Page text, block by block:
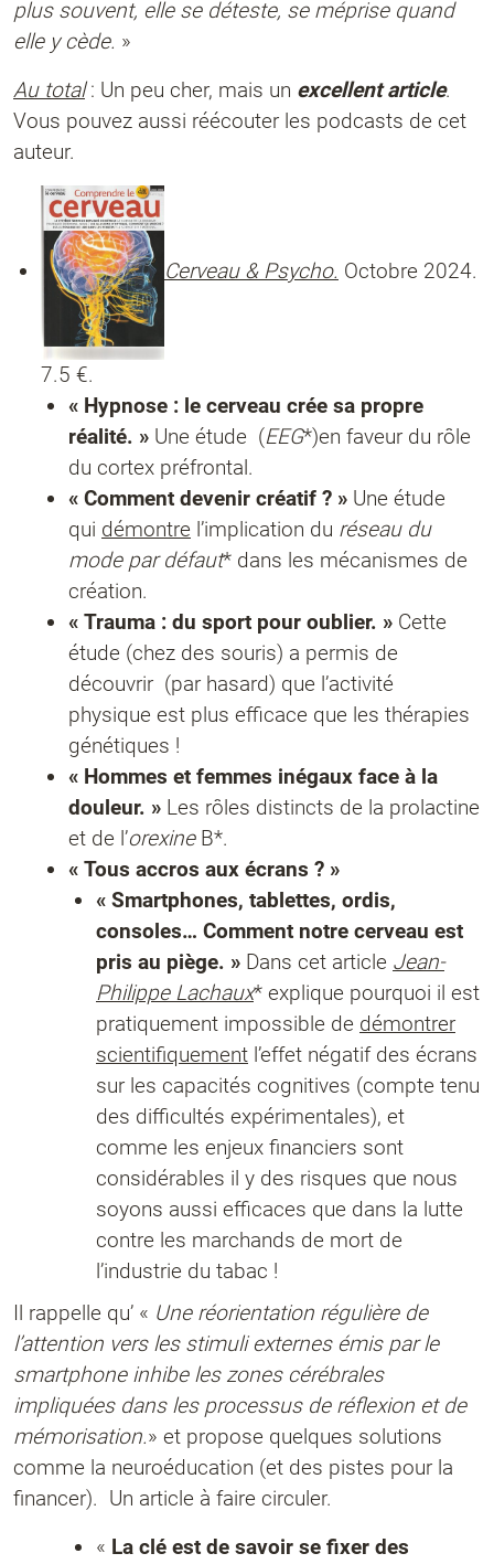
plus souvent, elle se déteste, se méprise quand
elle y cède. »
Au total: Un peu cher, mais un excellent article.
Vous pouvez aussi réécouter les podcasts de cet
auteur.
Cerveau & Psycho. Octobre 2024.
7.5 €.
« Hypnose : le cerveau crée sa propre
réalité. » Une étude (EEG*)en faveur du rôle
du cortex préfrontal.
« Comment devenir créatif ? » Une étude
qui démontre l’implication du réseau du
mode par défaut* dans les mécanismes de
création.
« Trauma : du sport pour oublier. » Cette
étude (chez des souris) a permis de
découvrir (par hasard) que l’activité
physique est plus efficace que les thérapies
génétiques !
« Hommes et femmes inégaux face à la
douleur. » Les rôles distincts de la prolactine
et de l’orexineB*.
« Tous accros aux écrans ? »
« Smartphones, tablettes, ordis,
consoles… Comment notre cerveau est
pris au piège. » Dans cet article Jean-
Philippe Lachaux* explique pourquoi il est
pratiquement impossible de démontrer
scientifiquement l’effet négatif des écrans
sur les capacités cognitives (compte tenu
des difficultés expérimentales), et
comme les enjeux financiers sont
considérables il y des risques que nous
soyons aussi efficaces que dans la lutte
contre les marchands de mort de
l’industrie du tabac !
Il rappelle qu’ « Une réorientation régulière de
l’attention vers les stimuli externes émis par le
smartphone inhibe les zones cérébrales
impliquées dans les processus de réflexion et de
mémorisation.» et propose quelques solutions
comme la neuroéducation (et des pistes pour la
financer). Un article à faire circuler.
« La clé est de savoir se fixer des